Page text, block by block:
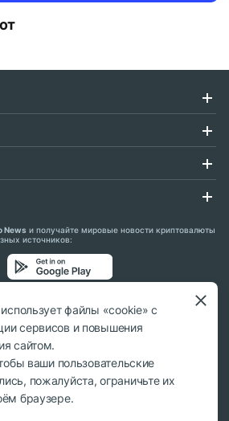
News и получайте мировые новости криптовалюты
источников:
сетях:
использовании материалов ссылка на
файлы «cookie» с
сервисов и повышения
сайтом.
ваши пользовательские
пожалуйста, ограничьте их
браузере.